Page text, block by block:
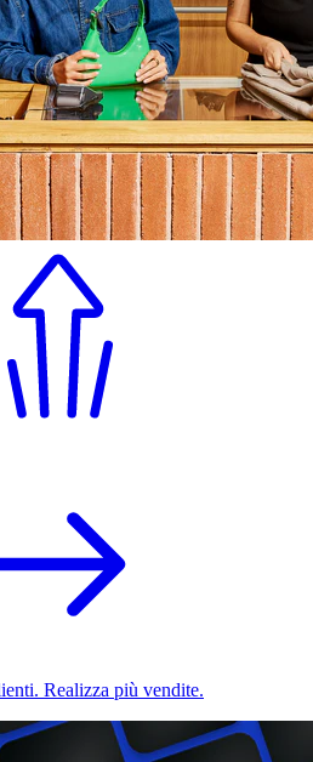
Realizza più vendite.